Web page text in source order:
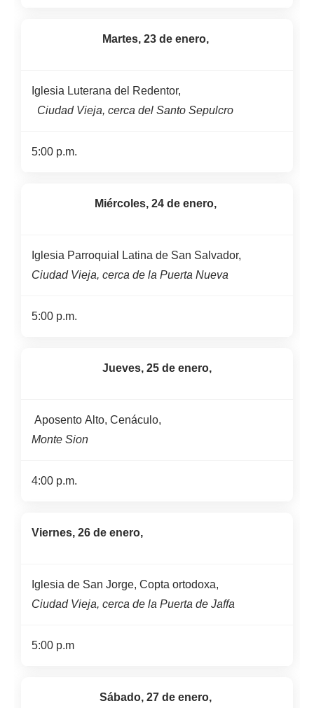
Martes, 23 de enero,
Iglesia Luterana del Redentor,
Ciudad Vieja, cerca del Santo Sepulcro
5:00 p.m.
Miércoles, 24 de enero,
Iglesia Parroquial Latina de San Salvador,
Ciudad Vieja, cerca de la Puerta Nueva
5:00 p.m.
Jueves, 25 de enero,
Aposento Alto, Cenáculo,
Monte Sion
4:00 p.m.
Viernes, 26 de enero,
Iglesia de San Jorge, Copta ortodoxa,
Ciudad Vieja, cerca de la Puerta de Jaffa
5:00 p.m
Sábado, 27 de enero,